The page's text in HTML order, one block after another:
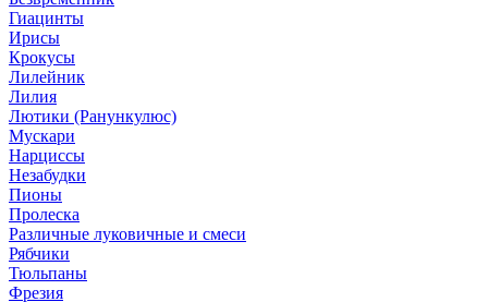
Гиацинты
Ирисы
Крокусы
Лилейник
Лилия
Лютики (Ранункулюс)
Мускари
Нарцисcы
Незабудки
Пионы
Пролеска
Различные луковичные и смеси
Рябчики
Тюльпаны
Фрезия